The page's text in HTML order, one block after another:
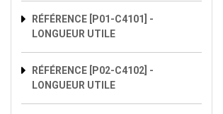
RÉFÉRENCE [P01-C4101] -
LONGUEUR UTILE
RÉFÉRENCE [P02-C4102] -
LONGUEUR UTILE